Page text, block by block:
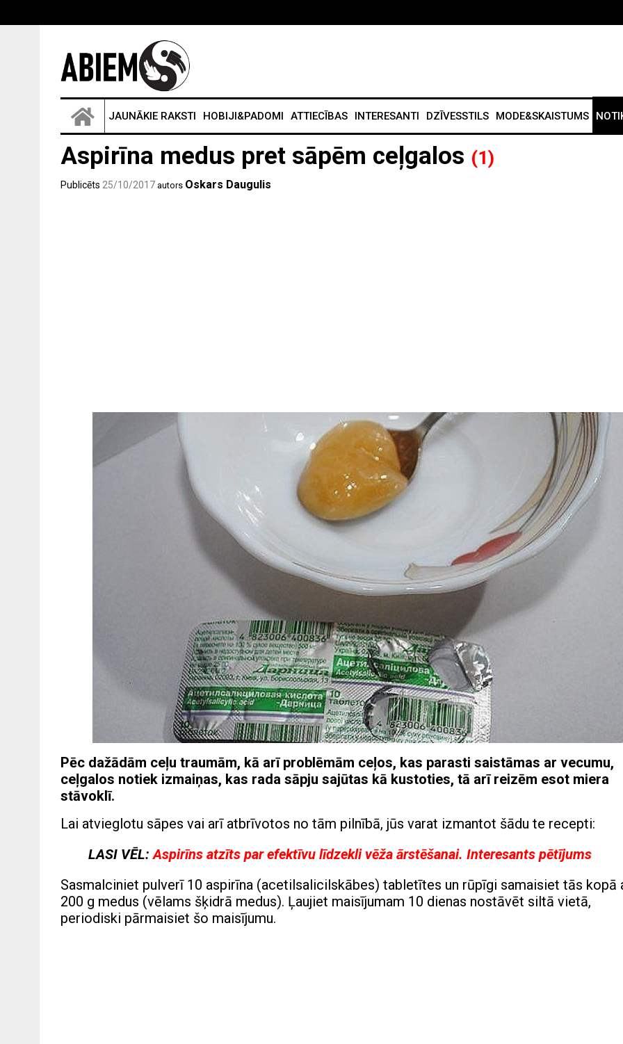
JAUNĀKIE RAKSTI HOBIJI&PADOMI ATTIECĪBAS INTERESANTI DZĪVESSTILS MODE&SKAISTUMS
Aspirīna medus pret sāpēm ceļgalos (1)
Publicēts 25/10/2017 autors Oskars Daugulis
Pēc dažādām ceļu traumām, kā arī problēmām ceļos, kas parasti saistāmas ar vecumu,
ceļgalos notiek izmaiņas, kas rada sāpju sajūtas kā kustoties, tā arī reizēm esot miera
stāvoklī.
Lai atvieglotu sāpes vai arī atbrīvotos no tām pilnībā, jūs varat izmantot šādu te recepti:
LASI VĒL: Aspirīns atzīts par efektīvu līdzekli vēža ārstēšanai. Interesants pētījums
Sasmalciniet pulverī 10 aspirīna (acetilsalicilskābes) tabletītes un rūpīgi samaisiet tās kopā
200 g medus (vēlams šķidrā medus). Ļaujiet maisījumam 10 dienas nostāvēt siltā vietā,
periodiski pārmaisiet šo maisījumu.